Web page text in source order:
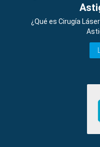
¿Qué es Cirugía